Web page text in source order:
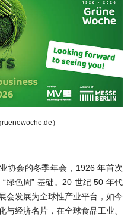
）
协会的冬季年会，1926 年首次
绿色周” 基础。20 世纪 50 年代
会发展为全球性产业平台，如今
与经济名片，在全球食品工业、